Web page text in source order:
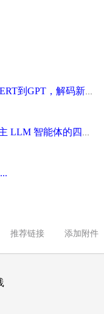
Transformers架构深度剖析：从BERT到GPT，解码新一代大语言模型(...
从“聊天框”到“行动者”：构建自主 LLM 智能体的四大组件
推荐链接 添加附件